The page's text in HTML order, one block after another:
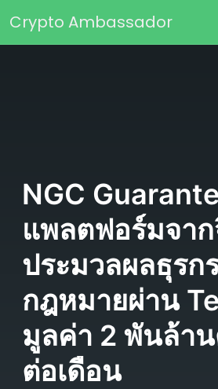
Main
Crypto Ambassador
NGC
แพลตฟอร์มจา
ประมวลผลธุรก
กฎหมายผ่าน
มูลค่า 2 พันล้า
ต่อเดือน